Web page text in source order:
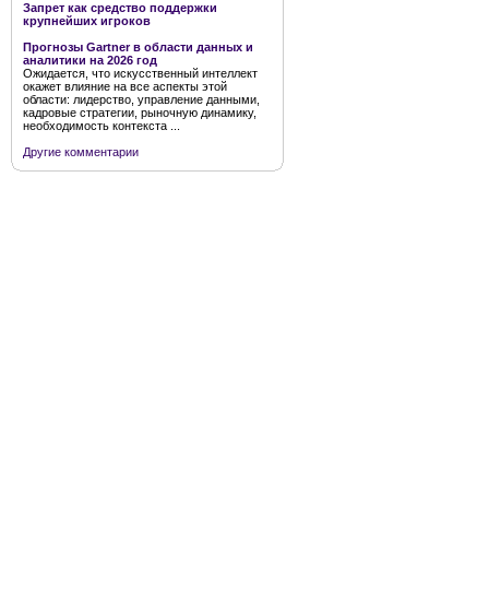
Запрет как средство поддержки
крупнейших игроков
Прогнозы Gartner в области данных и
аналитики на 2026 год
Ожидается, что искусственный интеллект
окажет влияние на все аспекты этой
области: лидерство, управление данными,
кадровые стратегии, рыночную динамику,
необходимость контекста ...
Другие комментарии